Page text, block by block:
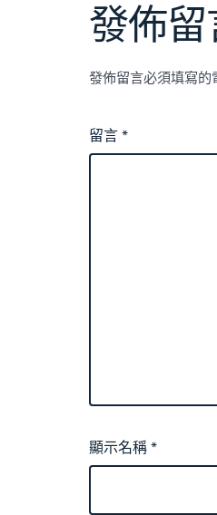
發佈留
發佈留言必須填寫的
留言*
顯示名稱*